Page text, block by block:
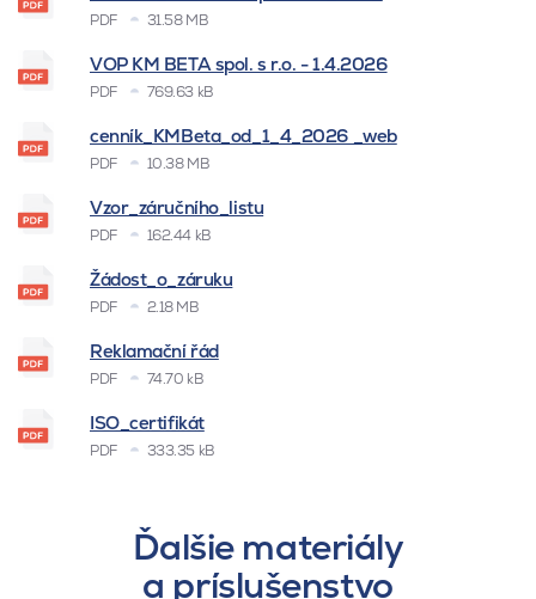
PDF 31.58 MB
VOP KM BETA spol. s r.o. - 1.4.2026
PDF 769.63 kB
cenník_KMBeta_od_1_4_2026 _web
PDF 10.38 MB
Vzor_záručního_listu
PDF 162.44 kB
Žádost_o_záruku
PDF 2.18 MB
Reklamační řád
PDF 74.70 kB
ISO_certifikát
PDF 333.35 kB
Ďalšie materiály
a príslušenstvo